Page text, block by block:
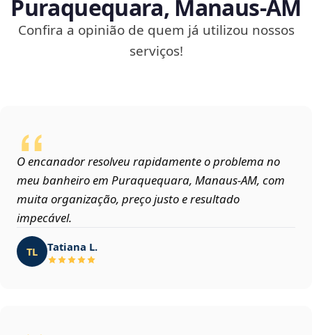
Puraquequara, Manaus‑AM
Confira a opinião de quem já utilizou nossos
serviços!
O encanador resolveu rapidamente o problema no
meu banheiro em Puraquequara, Manaus‑AM, com
muita organização, preço justo e resultado
impecável.
TL Tatiana L.